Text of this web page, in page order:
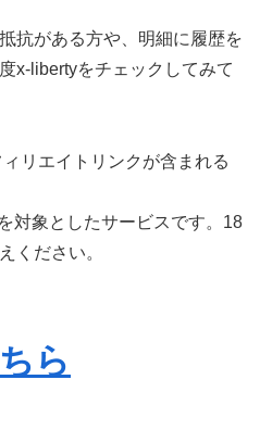
抗がある方や、明細に履歴を
x-libertyをチェックしてみて
リエイトリンクが含まれる
対象としたサービスです。18
ください。
ら